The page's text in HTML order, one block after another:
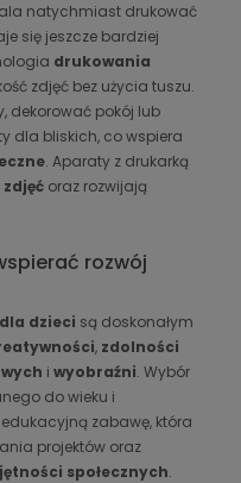
natychmiast drukować
się jeszcze bardziej
drukowania
zdjęć bez użycia tuszu.
dekorować pokój lub
dla bliskich, co wspiera
. Aparaty z drukarką
oraz rozwijają
rozwój
dzieci są doskonałym
, zdolności
i wyobraźni. Wybór
do wieku i
zabawę, która
projektów oraz
społecznych.